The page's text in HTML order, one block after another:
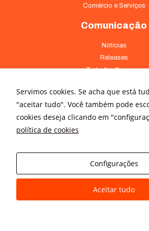
Comércio e Serviços
Comunicação
Notícias
Releases
Trabalhe Conosco
Onde Estamos
Av. Pontes Vieira, 1838 - Dionísio Torres
(85) 4008-3322 ou 4008-3333
Av Brigadeiro Faria Lima, 3015 – conj. 41 -
Paulo - SP 01452-000 - (11) 3166-5500
Servimos cookies. Se acha que está
"aceitar tudo". Você também pode
cookies deseja clicando em
política de cookies
Configurações
Aceitar tudo